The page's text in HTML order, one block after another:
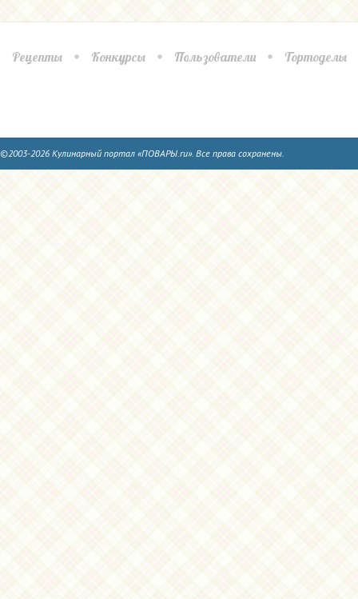
Рецепты Конкурсы Пользователи Тортоделы
©2003-2026 Кулинарный портал «ПОВАРЫ.ru». Все права сохранены.